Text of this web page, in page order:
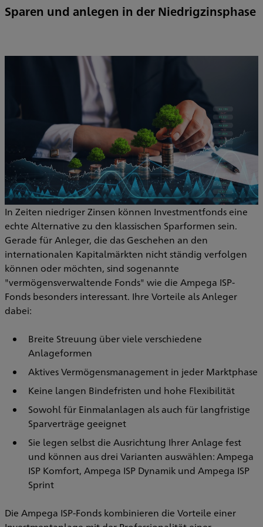
Sparen und anlegen in der Niedrigzinsphase
In Zeiten niedriger Zinsen können Investmentfonds eine
echte Alternative zu den klassischen Sparformen sein.
Gerade für Anleger, die das Geschehen an den
internationalen Kapitalmärkten nicht ständig verfolgen
können oder möchten, sind sogenannte
"vermögensverwaltende Fonds" wie die Ampega ISP-
Fonds besonders interessant. Ihre Vorteile als Anleger
dabei:
Breite Streuung über viele verschiedene
Anlageformen
Aktives Vermögensmanagement in jeder Marktphase
Keine langen Bindefristen und hohe Flexibilität
Sowohl für Einmalanlagen als auch für langfristige
Sparverträge geeignet
Sie legen selbst die Ausrichtung Ihrer Anlage fest
und können aus drei Varianten auswählen: Ampega
ISP Komfort, Ampega ISP Dynamik und Ampega ISP
Sprint
Die Ampega ISP-Fonds kombinieren die Vorteile einer